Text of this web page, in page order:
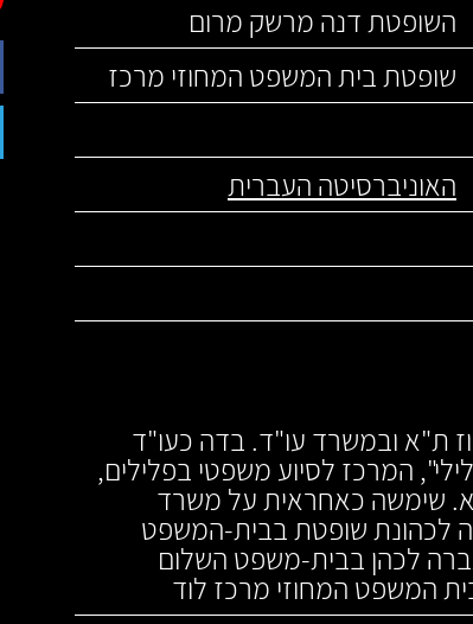
השופטת דנה מרשק מרום
שופטת בית המשפט המחוזי מרכז
האוניברסיטה העברית
ת"א ובמשרד עו"ד. בדה כעו"ד
המרכז לסיוע משפטי בפלילים,
שימשה כאחראית על משרד
לכהונת שופטת בבית-המשפט
לנוער. משנת 2010 – 2013 עברה לכהן בבית-משפט השלום
המשפט המחוזי מרכז לוד